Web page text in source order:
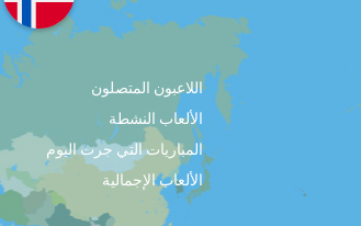
اللاعبون المتصلون
الألعاب النشطة
المباريات التي جرت اليوم
الألعاب الإجمالية